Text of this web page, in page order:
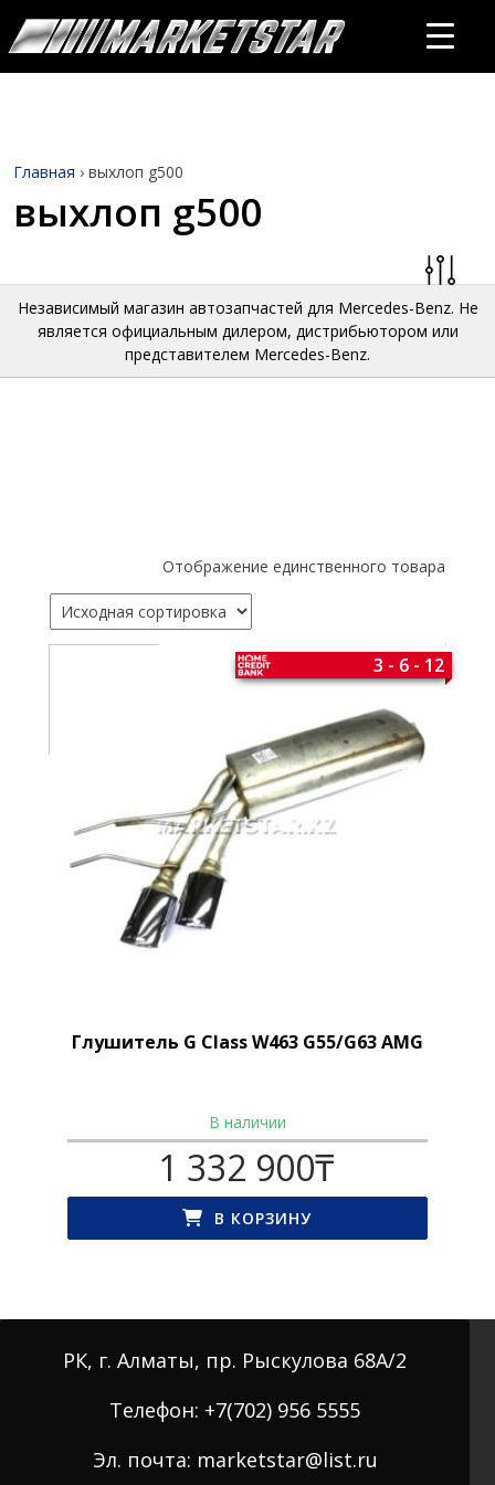
Главная › выхлоп g500
выхлоп g500
Независимый магазин автозапчастей для Mercedes-Benz. Не
является официальным дилером, дистрибьютором или
представителем Mercedes-Benz.
Отображение единственного товара
Глушитель G Class W463 G55/G63 AMG
3 - 6 - 12
В наличии
1 332 900₸
В КОРЗИНУ
РК, г. Алматы, пр. Рыскулова 68А/2
Телефон: +7(702) 956 5555
Эл. почта: marketstar@list.ru